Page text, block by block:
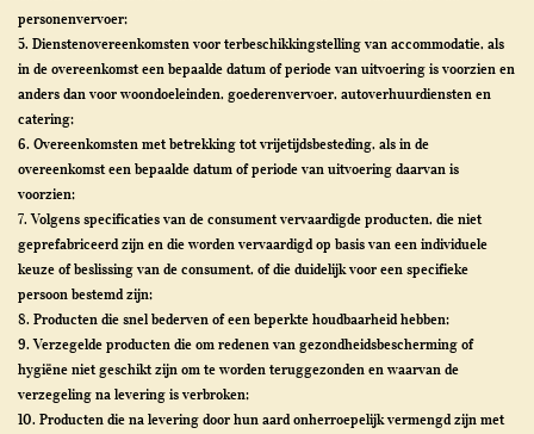
personenvervoer;
5. Dienstenovereenkomsten voor terbeschikkingstelling van accommodatie, als
in de overeenkomst een bepaalde datum of periode van uitvoering is voorzien en
anders dan voor woondoeleinden, goederenvervoer, autoverhuurdiensten en
catering;
6. Overeenkomsten met betrekking tot vrijetijdsbesteding, als in de
overeenkomst een bepaalde datum of periode van uitvoering daarvan is
voorzien;
7. Volgens specificaties van de consument vervaardigde producten, die niet
geprefabriceerd zijn en die worden vervaardigd op basis van een individuele
keuze of beslissing van de consument, of die duidelijk voor een specifieke
persoon bestemd zijn;
8. Producten die snel bederven of een beperkte houdbaarheid hebben;
9. Verzegelde producten die om redenen van gezondheidsbescherming of
hygiëne niet geschikt zijn om te worden teruggezonden en waarvan de
verzegeling na levering is verbroken;
10. Producten die na levering door hun aard onherroepelijk vermengd zijn met